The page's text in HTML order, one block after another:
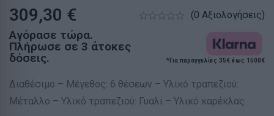
309,30 € (0 Αξιολογήσεις)
Αγόρασε τώρα.
Πλήρωσε σε 3 άτοκες
δόσεις.
*Για παραγγελίες 35€ έως 1500€
Διαθέσιμο – Μέγεθος: 6 θέσεων – Υλικό τραπεζιού:
Μέταλλο – Υλικό τραπεζιού: Γυαλί – Υλικό καρέκλας